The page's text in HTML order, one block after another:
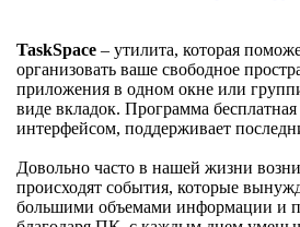
TaskSpace – утилита, которая
организовать ваше свободное
приложения в одном окне или
виде вкладок. Программа
интерфейсом, поддерживает
Довольно часто в нашей жизни
происходят события, которые
большими объемами информации и